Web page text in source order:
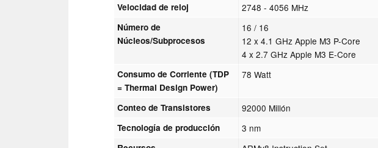
Velocidad de reloj 2748 - 4056 MHz
Número de
Núcleos/Subprocesos
16 / 16
12 x 4.1 GHz Apple M3 P-Core
4 x 2.7 GHz Apple M3 E-Core
Consumo de Corriente (TDP
= Thermal Design Power)
78 Watt
Conteo de Transistores 92000 Millón
Tecnología de producción 3 nm